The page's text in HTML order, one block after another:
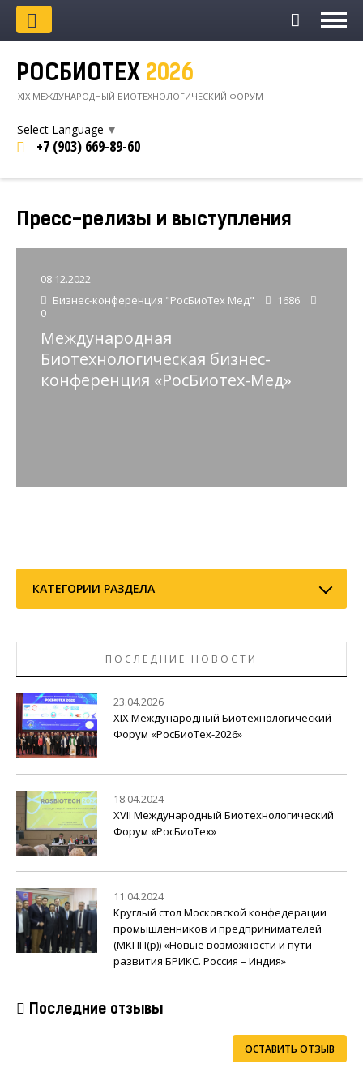
РОСБИОТЕХ 2026
XIХ МЕЖДУНАРОДНЫЙ БИОТЕХНОЛОГИЧЕСКИЙ ФОРУМ
Select Language ▼
+7 (903) 669-89-60
Пресс-релизы и выступления
08.12.2022
Бизнес-конференция "РосБиоТех Мед"
1686
0
Международная
Биотехнологическая бизнес-
конференция «РосБиотех-Мед»
КАТЕГОРИИ РАЗДЕЛА
ПОСЛЕДНИЕ НОВОСТИ
23.04.2026
ХIX Международный Биотехнологический
Форум «РосБиоТех-2026»
18.04.2024
XVII Международный Биотехнологический
Форум «РосБиоТех»
11.04.2024
Круглый стол Московской конфедерации
промышленников и предпринимателей
(МКПП(р)) «Новые возможности и пути
развития БРИКС. Россия – Индия»
Последние отзывы
ОСТАВИТЬ ОТЗЫВ